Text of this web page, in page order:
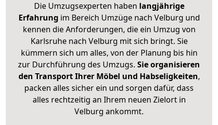
Die Umzugsexperten haben langjährige
Erfahrung im Bereich Umzüge nach Velburg und
kennen die Anforderungen, die ein Umzug von
Karlsruhe nach Velburg mit sich bringt. Sie
kümmern sich um alles, von der Planung bis hin
zur Durchführung des Umzugs. Sie organisieren
den Transport Ihrer Möbel und Habseligkeiten,
packen alles sicher ein und sorgen dafür, dass
alles rechtzeitig an Ihrem neuen Zielort in
Velburg ankommt.